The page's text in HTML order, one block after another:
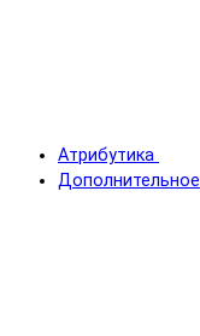
Атрибутика